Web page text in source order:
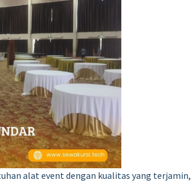
alat event dengan kualitas yang terjamin,